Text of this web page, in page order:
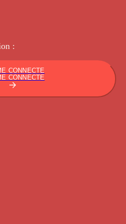
:
CONNECTE
CONNECTE